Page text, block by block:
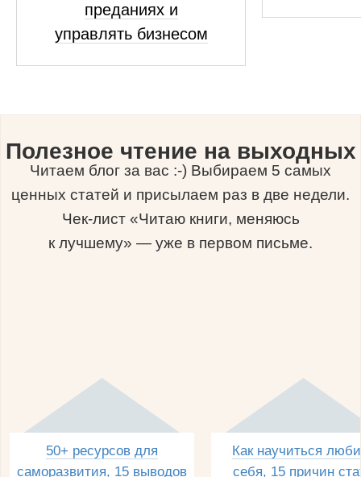
преданиях и
управлять бизнесом
Полезное чтение на выходных
Читаем блог за вас :-) Выбираем 5 самых
ценных статей и присылаем раз в две недели.
Чек-лист «Читаю книги, меняюсь
к лучшему» — уже в первом письме.
50+ ресурсов для
саморазвития, 15 выводов
Как научиться
себя, 15 причин